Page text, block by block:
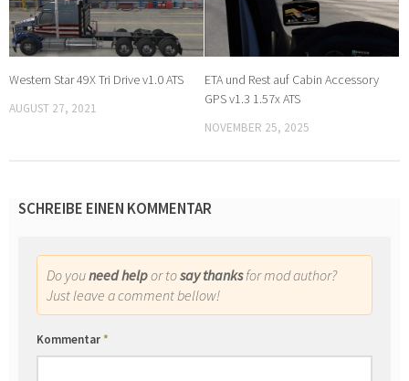
Western Star 49X Tri Drive v1.0 ATS
AUGUST 27, 2021
ETA und Rest auf Cabin Accessory
GPS v1.3 1.57x ATS
NOVEMBER 25, 2025
SCHREIBE EINEN KOMMENTAR
Do youneed helpor tosay thanksfor mod author?
Just leave a comment bellow!
Kommentar*